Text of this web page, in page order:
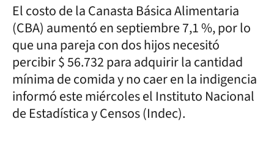
El costo de la Canasta Básica Alimentaria
(CBA) aumentó en septiembre 7,1 %, por lo
que una pareja con dos hijos necesitó
percibir $ 56.732 para adquirir la cantidad
mínima de comida y no caer en la indigencia
informó este miércoles el Instituto Nacional
de Estadística y Censos (Indec).